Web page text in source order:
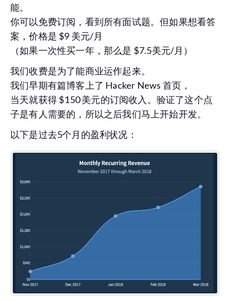
能。
你可以免费订阅，看到所有面试题。但如果想看答
案，价格是 $9 美元/月
（如果一次性买一年，那么是 $7.5美元/月）
我们收费是为了能商业运作起来。
我们早期有篇博客上了 Hacker News 首页，
当天就获得 $150 美元的订阅收入。验证了这个点
子是有人需要的，所以之后我们马上开始开发。
以下是过去5个月的盈利状况：